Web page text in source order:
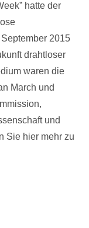
hatte der
2015
drahtloser
waren die
March und
und
Sie hier mehr zu